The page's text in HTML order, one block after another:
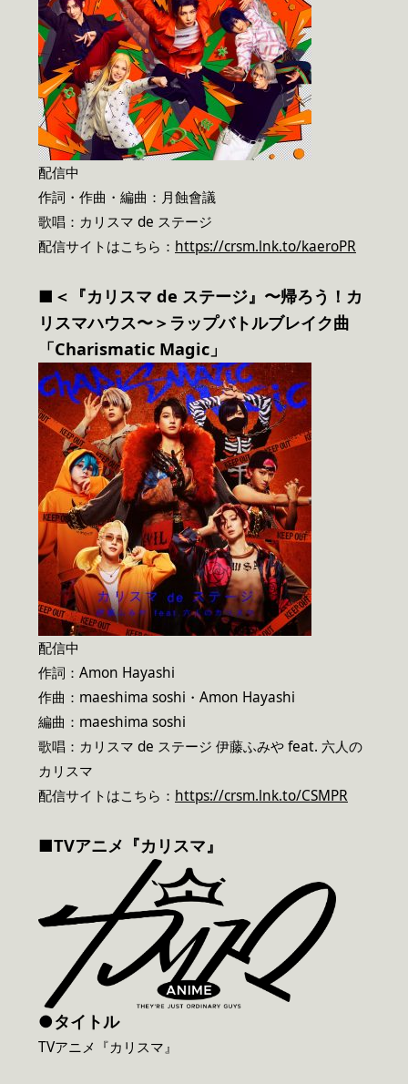
配信中
作詞・作曲・編曲：月蝕會議
歌唱：カリスマ de ステージ
配信サイトはこちら： https://crsm.lnk.to/kaeroPR
■＜『カリスマ de ステージ』〜帰ろう！カ
リスマハウス〜＞ラップバトルブレイク曲
「Charismatic Magic」
配信中
作詞：Amon Hayashi
作曲：maeshima soshi・Amon Hayashi
編曲：maeshima soshi
歌唱：カリスマ de ステージ 伊藤ふみや feat. 六人の
カリスマ
配信サイトはこちら： https://crsm.lnk.to/CSMPR
■TVアニメ『カリスマ』
●タイトル
TVアニメ『カリスマ』